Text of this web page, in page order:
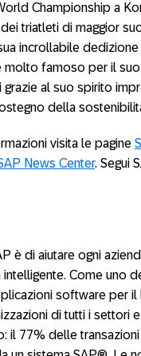
Championship a
triatleti di maggior
incrollabile
molto famoso per il
grazie al suo spirito
della
visita le pagine
News Center. Segui
è di aiutare ogni
intelligente. Come uno
software per il
di tutti i settori
il 77% delle